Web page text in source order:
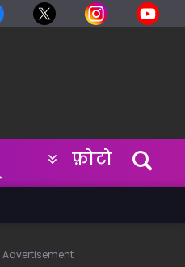
फ़ोटो
Advertisement